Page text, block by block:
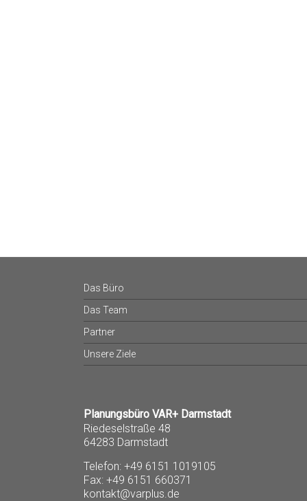
Das Büro
Das Team
Partner
Unsere Ziele
Planungsbüro VAR+ Darmstadt
Riedeselstraße 48
64283 Darmstadt
Telefon: +49 6151 1019105
Fax: +49 6151 660371
kontakt@varplus.de